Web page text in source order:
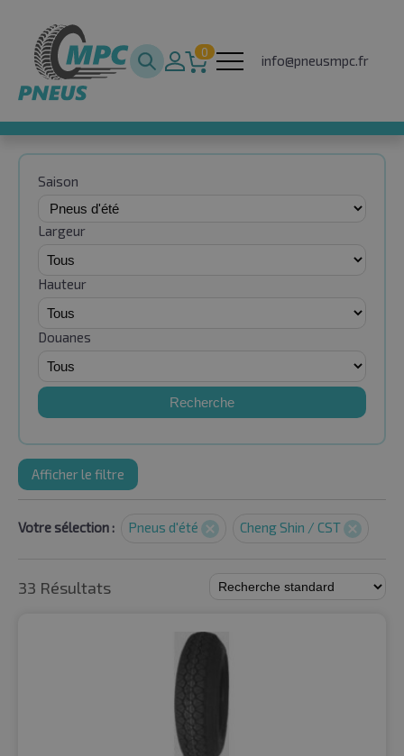
0
info@pneusmpc.fr
Saison
Largeur
Hauteur
Douanes
Recherche
Afficher le filtre
Votre sélection : Pneus d'été Cheng Shin / CST
33 Résultats